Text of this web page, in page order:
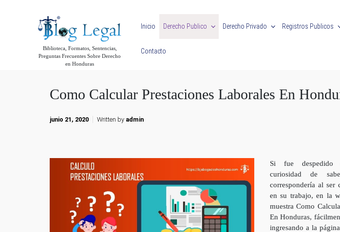
Biblioteca, Formatos, Sentencias,
Preguntas Frecuentes Sobre Derecho
en Honduras
Inicio Derecho Publico Derecho Privado Registros Publicos
Contacto
Como Calcular Prestaciones Laborales En
junio 21, 2020 Written by admin
Si fue despedido
curiosidad de
correspondería al ser
en su trabajo, en la
muestra Como
En Honduras,
ingresando a la